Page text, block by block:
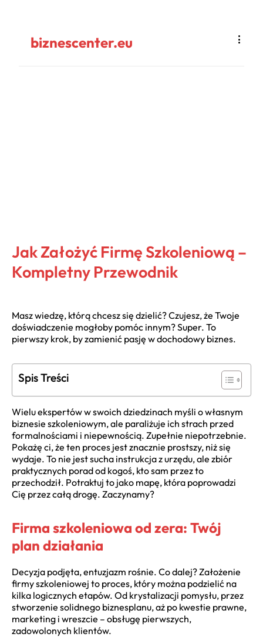
biznescenter.eu
Jak Założyć Firmę Szkoleniową –
Kompletny Przewodnik
Masz wiedzę, którą chcesz się dzielić? Czujesz, że Twoje
doświadczenie mogłoby pomóc innym? Super. To
pierwszy krok, by zamienić pasję w dochodowy biznes.
Spis Treści
Wielu ekspertów w swoich dziedzinach myśli o własnym
biznesie szkoleniowym, ale paraliżuje ich strach przed
formalnościami i niepewnością. Zupełnie niepotrzebnie.
Pokażę ci, że ten proces jest znacznie prostszy, niż się
wydaje. To nie jest sucha instrukcja z urzędu, ale zbiór
praktycznych porad od kogoś, kto sam przez to
przechodził. Potraktuj to jako mapę, która poprowadzi
Cię przez całą drogę. Zaczynamy?
Firma szkoleniowa od zera: Twój
plan działania
Decyzja podjęta, entuzjazm rośnie. Co dalej? Założenie
firmy szkoleniowej to proces, który można podzielić na
kilka logicznych etapów. Od krystalizacji pomysłu, przez
stworzenie solidnego biznesplanu, aż po kwestie prawne,
marketing i wreszcie – obsługę pierwszych,
zadowolonych klientów.